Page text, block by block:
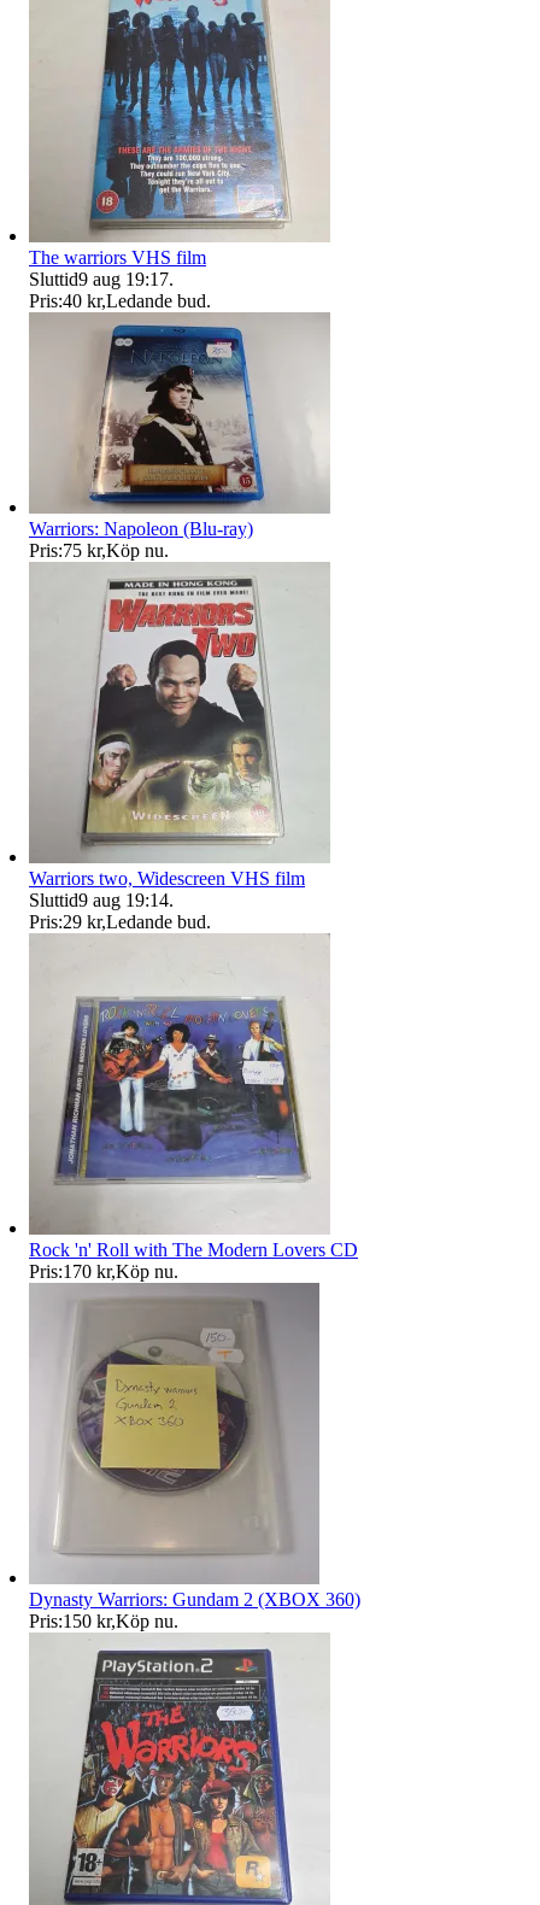
The warriors VHS film
Sluttid9 aug 19:17.
Pris:40 kr,Ledande bud.
Warriors: Napoleon (Blu-ray)
Pris:75 kr,Köp nu.
Warriors two, Widescreen VHS film
Sluttid9 aug 19:14.
Pris:29 kr,Ledande bud.
Rock 'n' Roll with The Modern Lovers CD
Pris:170 kr,Köp nu.
Dynasty Warriors: Gundam 2 (XBOX 360)
Pris:150 kr,Köp nu.